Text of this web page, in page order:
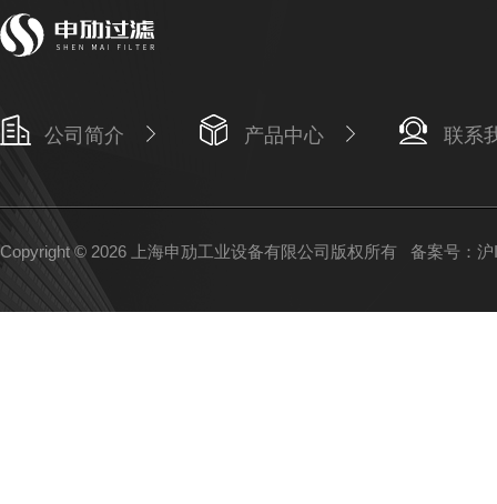
公司简介 产品中心 联系
Copyright © 2026 上海申劢工业设备有限公司版权所有 备案号：